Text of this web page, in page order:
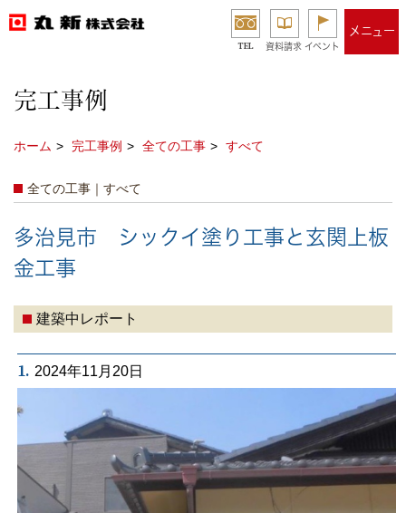
TEL 資料請求 イベント
メニュー
完工事例
ホーム 完工事例 全ての工事 すべて
全ての工事｜すべて
多治見市 シックイ塗り工事と玄関上板
金工事
建築中レポート
1. 2024年11月20日